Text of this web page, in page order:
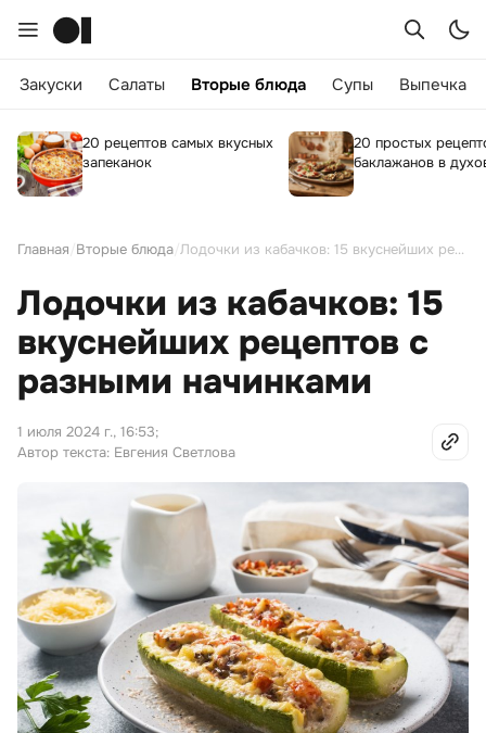
Закуски Салаты Вторые блюда Супы Выпечка
20 рецептов самых вкусных
запеканок
20 простых
баклажанов в
Главная Вторые блюда Лодочки из кабачков: 15 вкуснейших рецептов с разными начинками
Лодочки из кабачков: 15
вкуснейших рецептов с
разными начинками
1 июля 2024 г., 16:53;
Автор текста: Евгения Светлова